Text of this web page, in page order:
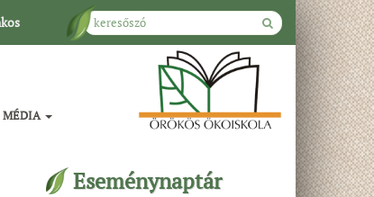
MÉDIA
Eseménynaptár